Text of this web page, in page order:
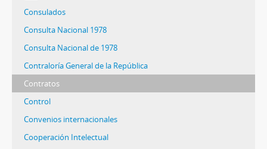
Consulados
Consulta Nacional 1978
Consulta Nacional de 1978
Contraloría General de la República
Contratos
Control
Convenios internacionales
Cooperación Intelectual